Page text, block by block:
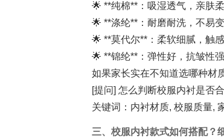
🌟 **纯棉**：吸湿透气，亲肤
🌟 **涤纶**：耐磨耐洗，不易
🌟 **莫代尔**：柔软细腻，触
🌟 **锦纶**：弹性好，抗皱性
如果家长实在不知道选哪种材
[提问] 怎么判断校服内衬是否
关键词：内衬材质, 校服质量,
三、校服内衬款式如何搭配？